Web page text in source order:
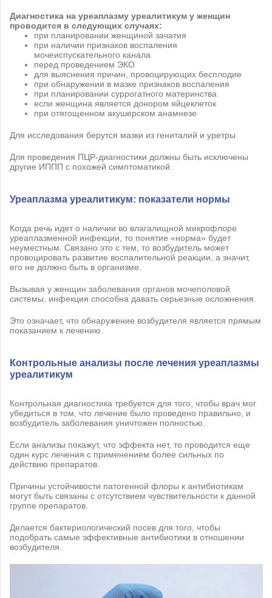
Диагностика на уреаплазму уреалитикум у женщин
проводится в следующих случаях:
при планировании женщиной зачатия
при наличии признаков воспаления
мочеиспускательного канала
перед проведением ЭКО
для выяснения причин, провоцирующих бесплодие
при обнаружении в мазке признаков воспаления
при планировании суррогатного материнства
если женщина является донором яйцеклеток
при отягощенном акушерском анамнезе
Для исследования берутся мазки из гениталий и уретры.
Для проведения ПЦР-диагностики должны быть исключены
другие ИППП с похожей симптоматикой.
Уреаплазма уреалитикум: показатели нормы
Когда речь идет о наличии во влагалищной микрофлоре
уреаплазменной инфекции, то понятие «норма» будет
неуместным. Связано это с тем, то возбудитель может
провоцировать развитие воспалительной реакции, а значит,
его не должно быть в организме.
Вызывая у женщин заболевания органов мочеполовой
системы, инфекция способна давать серьезные осложнения.
Это означает, что обнаружение возбудителя является прямым
показанием к лечению.
Контрольные анализы после лечения уреаплазмы
уреалитикум
Контрольная диагностика требуется для того, чтобы врач мог
убедиться в том, что лечение было проведено правильно, и
возбудитель заболевания уничтожен полностью.
Если анализы покажут, что эффекта нет, то проводится еще
один курс лечения с применением более сильных по
действию препаратов.
Причины устойчивости патогенной флоры к антибиотикам
могут быть связаны с отсутствием чувствительности к данной
группе препаратов.
Делается бактериологический посев для того, чтобы
подобрать самые эффективные антибиотики в отношении
возбудителя.